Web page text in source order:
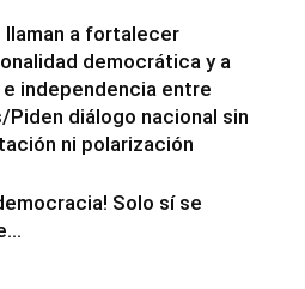
llaman a fortalecer
democrática y a
independencia entre
Piden diálogo nacional sin
ni polarización
Solo sí se